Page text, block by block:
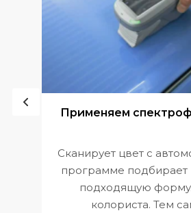
Применяем
Сканирует цвет с
программе подбирает
подходящую
колориста. Тем